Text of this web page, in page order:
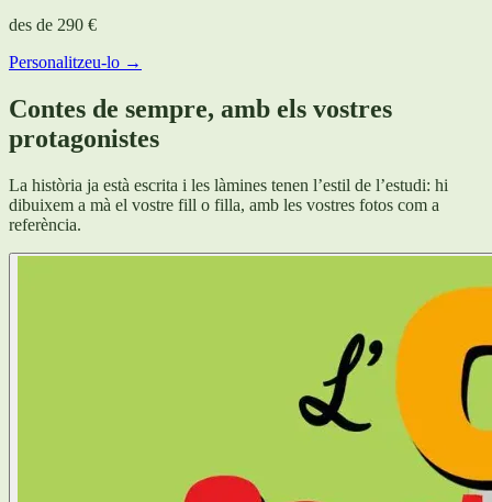
des de 290 €
Personalitzeu-lo →
Contes de sempre, amb els vostres
protagonistes
La història ja està escrita i les làmines tenen l’estil de l’estudi: hi
dibuixem a mà el vostre fill o filla, amb les vostres fotos com a
referència.